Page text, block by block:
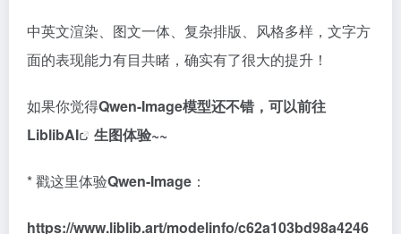
中英文渲染、图文一体、复杂排版、风格多样，文字方
面的表现能力有目共睹，确实有了很大的提升！
如果你觉得Qwen-Image模型还不错，可以前往
LiblibAI
生图体验~~
* 戳这里体验Qwen-Image ：
https://www.liblib.art/modelinfo/c62a103bd98a4246